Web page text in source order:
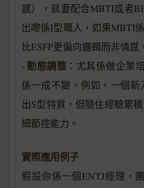
感），就要配合MBTI或者
出嚟係I型嘅人，如果MBTI
比ESFP更偏向邏輯而非情感
- 動態調整 ：尤其係做企業
係一成不變。例如，一個新
出S型特質，但隨住經驗累
細節控能力。
實際應用例子
假設你係一個ENTJ經理，